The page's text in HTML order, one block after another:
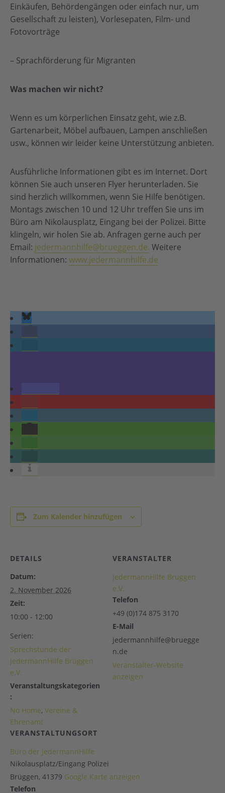
Einkäufen, Behördengängen oder einfach nur, um
Gesellschaft zu leisten), Vorlesepaten, Film- und
Fotovorträge
– Sprachförderung für Migranten
Was machen wir nicht?
Wenn es um körperlichen Einsatz geht, wie z.B.
Gartenarbeit, Möbel aufbauen, Lampen anschließen
usw., können wir leider keine Unterstützung anbieten.
Ausführliche Informationen gibt es im Internet. Dort
können Sie auch unseren Flyer herunterladen. Sie
sind herzlich willkommen, wenn Sie Hilfe benötigen.
Montags zwischen 10 und 12 Uhr treffen Sie uns im
Büro am Nikolausplatz, Eingang bei der Polizei. Bitte
klingeln, wir holen Sie ab. Anfragen gerne auch per
Email: jedermannhilfe@brueggen.de. Weitere
Informationen: www.jedermannhilfe.de
Zum Kalender hinzufügen
DETAILS
Datum:
2. November 2026
Zeit:
10:00 - 12:00
Serien:
Sprechstunde der
JedermannHilfe Brüggen
e.V.
Veranstaltungskategorien
:
No Home, Vereine &
Ehrenamt
VERANSTALTUNGSORT
Büro der JedermannHilfe
Nikolausplatz/Eingang Polizei
Brüggen, 41379 Google Karte anzeigen
Telefon
VERANSTALTER
JedermannHilfe Brüggen
e.V.
Telefon
+49 (0)174 875 3170
E-Mail
jedermannhilfe@bruegge
n.de
Veranstalter-Website
anzeigen